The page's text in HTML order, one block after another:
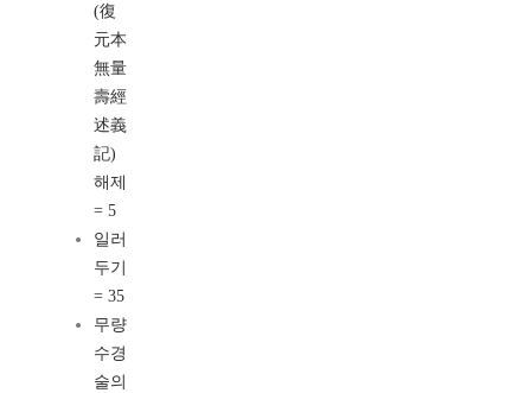
(復
元本
無量
壽經
述義
記)
해제
= 5
일러
두기
= 35
무량
수경
술의